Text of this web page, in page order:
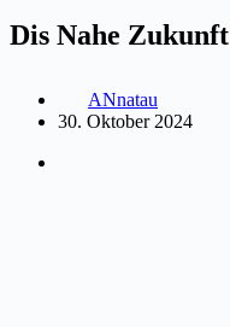
Dis Nahe Zukunft
ANnatau
30. Oktober 2024